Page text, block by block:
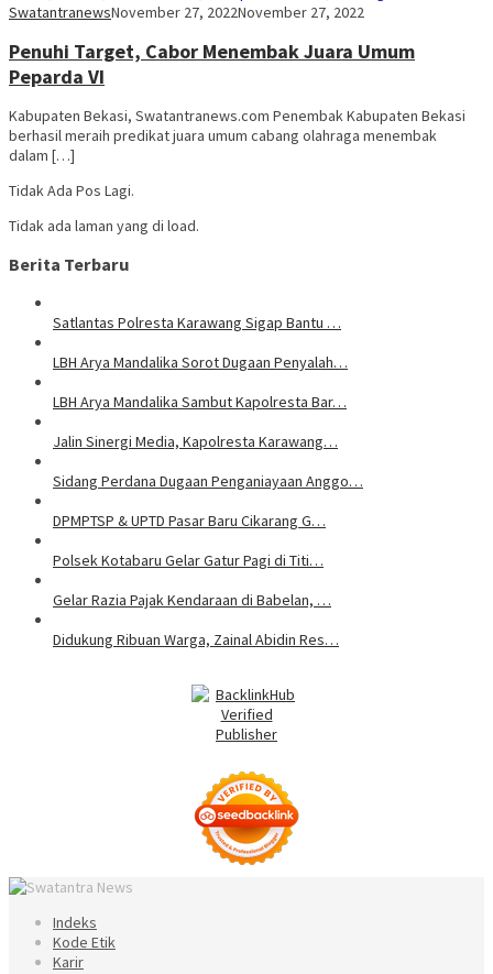
SwatantranewsNovember 27, 2022November 27, 2022
Penuhi Target, Cabor Menembak Juara Umum
Peparda VI
Kabupaten Bekasi, Swatantranews.com Penembak Kabupaten Bekasi
berhasil meraih predikat juara umum cabang olahraga menembak
dalam […]
Tidak Ada Pos Lagi.
Tidak ada laman yang di load.
Berita Terbaru
Satlantas Polresta Karawang Sigap Bantu …
LBH Arya Mandalika Sorot Dugaan Penyalah…
LBH Arya Mandalika Sambut Kapolresta Bar…
Jalin Sinergi Media, Kapolresta Karawang…
Sidang Perdana Dugaan Penganiayaan Anggo…
DPMPTSP & UPTD Pasar Baru Cikarang G…
Polsek Kotabaru Gelar Gatur Pagi di Titi…
Gelar Razia Pajak Kendaraan di Babelan, …
Didukung Ribuan Warga, Zainal Abidin Res…
Indeks
Kode Etik
Karir